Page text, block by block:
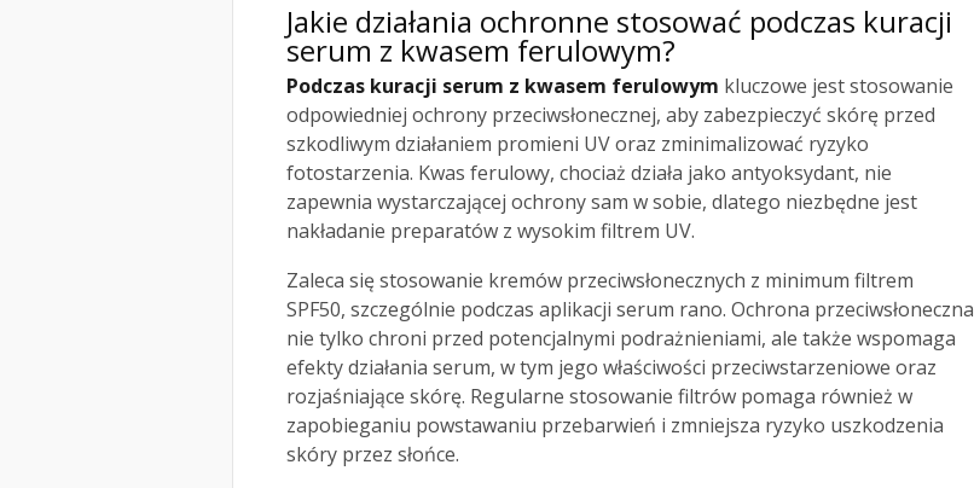
Jakie działania ochronne stosować podczas kuracji
serum z kwasem ferulowym?
Podczas kuracji serum z kwasem ferulowym kluczowe jest stosowanie
odpowiedniej ochrony przeciwsłonecznej, aby zabezpieczyć skórę przed
szkodliwym działaniem promieni UV oraz zminimalizować ryzyko
fotostarzenia. Kwas ferulowy, chociaż działa jako antyoksydant, nie
zapewnia wystarczającej ochrony sam w sobie, dlatego niezbędne jest
nakładanie preparatów z wysokim filtrem UV.
Zaleca się stosowanie kremów przeciwsłonecznych z minimum filtrem
SPF50, szczególnie podczas aplikacji serum rano. Ochrona przeciwsłoneczna
nie tylko chroni przed potencjalnymi podrażnieniami, ale także wspomaga
efekty działania serum, w tym jego właściwości przeciwstarzeniowe oraz
rozjaśniające skórę. Regularne stosowanie filtrów pomaga również w
zapobieganiu powstawaniu przebarwień i zmniejsza ryzyko uszkodzenia
skóry przez słońce.